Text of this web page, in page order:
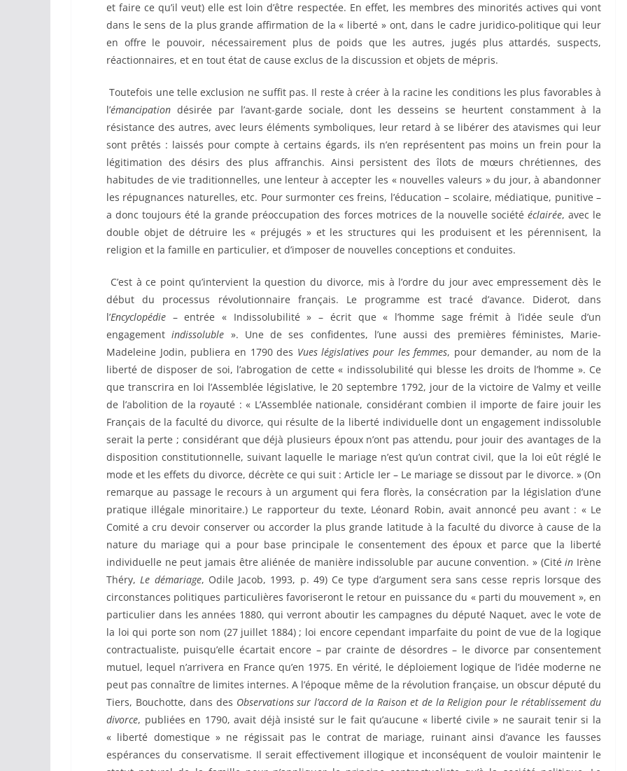
et faire ce qu’il veut) elle est loin d’être respectée. En effet, les membres des minorités actives qui vont
dans le sens de la plus grande affirmation de la « liberté » ont, dans le cadre juridico-politique qui leur
en offre le pouvoir, nécessairement plus de poids que les autres, jugés plus attardés, suspects,
réactionnaires, et en tout état de cause exclus de la discussion et objets de mépris.
Toutefois une telle exclusion ne suffit pas. Il reste à créer à la racine les conditions les plus favorables à
l’émancipation désirée par l’avant-garde sociale, dont les desseins se heurtent constamment à la
résistance des autres, avec leurs éléments symboliques, leur retard à se libérer des atavismes qui leur
sont prêtés : laissés pour compte à certains égards, ils n’en représentent pas moins un frein pour la
légitimation des désirs des plus affranchis. Ainsi persistent des îlots de mœurs chrétiennes, des
habitudes de vie traditionnelles, une lenteur à accepter les « nouvelles valeurs » du jour, à abandonner
les répugnances naturelles, etc. Pour surmonter ces freins, l’éducation – scolaire, médiatique, punitive –
a donc toujours été la grande préoccupation des forces motrices de la nouvelle société éclairée, avec le
double objet de détruire les « préjugés » et les structures qui les produisent et les pérennisent, la
religion et la famille en particulier, et d’imposer de nouvelles conceptions et conduites.
C’est à ce point qu’intervient la question du divorce, mis à l’ordre du jour avec empressement dès le
début du processus révolutionnaire français. Le programme est tracé d’avance. Diderot, dans
l’Encyclopédie – entrée « Indissolubilité » – écrit que « l’homme sage frémit à l’idée seule d’un
engagementindissoluble ». Une de ses confidentes, l’une aussi des premières féministes, Marie-
Madeleine Jodin, publiera en 1790 des Vues législatives pour les femmes, pour demander, au nom de la
liberté de disposer de soi, l’abrogation de cette « indissolubilité qui blesse les droits de l’homme ». Ce
que transcrira en loi l’Assemblée législative, le 20 septembre 1792, jour de la victoire de Valmy et veille
de l’abolition de la royauté : « L’Assemblée nationale, considérant combien il importe de faire jouir les
Français de la faculté du divorce, qui résulte de la liberté individuelle dont un engagement indissoluble
serait la perte ; considérant que déjà plusieurs époux n’ont pas attendu, pour jouir des avantages de la
disposition constitutionnelle, suivant laquelle le mariage n’est qu’un contrat civil, que la loi eût réglé le
mode et les effets du divorce, décrète ce qui suit : Article Ier – Le mariage se dissout par le divorce. » (On
remarque au passage le recours à un argument qui fera florès, la consécration par la législation d’une
pratique illégale minoritaire.) Le rapporteur du texte, Léonard Robin, avait annoncé peu avant : « Le
Comité a cru devoir conserver ou accorder la plus grande latitude à la faculté du divorce à cause de la
nature du mariage qui a pour base principale le consentement des époux et parce que la liberté
individuelle ne peut jamais être aliénée de manière indissoluble par aucune convention. » (Citéin Irène
Théry,Le démariage, Odile Jacob, 1993, p. 49) Ce type d’argument sera sans cesse repris lorsque des
circonstances politiques particulières favoriseront le retour en puissance du « parti du mouvement », en
particulier dans les années 1880, qui verront aboutir les campagnes du député Naquet, avec le vote de
la loi qui porte son nom (27 juillet 1884) ; loi encore cependant imparfaite du point de vue de la logique
contractualiste, puisqu’elle écartait encore – par crainte de désordres – le divorce par consentement
mutuel, lequel n’arrivera en France qu’en 1975. En vérité, le déploiement logique de l’idée moderne ne
peut pas connaître de limites internes. A l’époque même de la révolution française, un obscur député du
Tiers, Bouchotte, dans des Observations sur l’accord de la Raison et de la Religion pour le rétablissement du
divorce, publiées en 1790, avait déjà insisté sur le fait qu’aucune « liberté civile » ne saurait tenir si la
« liberté domestique » ne régissait pas le contrat de mariage, ruinant ainsi d’avance les fausses
espérances du conservatisme. Il serait effectivement illogique et inconséquent de vouloir maintenir le